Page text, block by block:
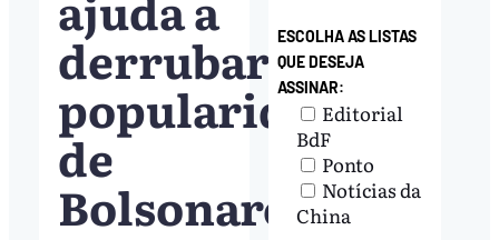
derrubar
popularidade
de
Bolsonaro
ESCOLHA AS LISTAS
QUE DESEJA
ASSINAR:
Editorial
BdF
Ponto
Notícias da
China